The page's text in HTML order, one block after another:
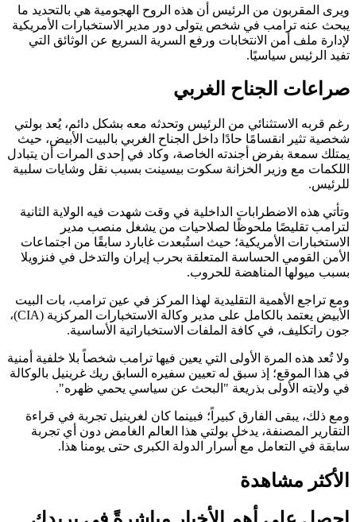
ويرى المقربون من الرئيس أن هذه الروح الهجومية هي بالتحديد ما
يبحث عنه ترامب في شخص يتولى دور مدير الاستخبارات الأمريكية
لإدارة ملف أمن الانتخابات ورفع السرية السريع عن الوثائق التي
تفيد الرئيس سياسيًا.
صراعات الجناح الغربي
رغم قربه الاستثنائي من الرئيس وتحدثه معه بشكل دائم، يُعد بولتي
شخصية تثير انقسامًا حادًا داخل الجناح الغربي بالبيت الأبيض، حيث
يمتلك سمعة بفرض أجندته الخاصة، وكاد في إحدى المرات أن يتبادل
اللكمات مع وزير الخزانة سكوت بيسينت بسبب نقل وشايات سلبية
للرئيس.
وتأتي هذه الاضطرابات الداخلية في وقت شهدت فيه الولاية الثانية
لترامب تقليصًا ملحوظًا لصلاحيات من يشغل منصب مدير
الاستخبارات الأمريكية؛ حيث استُبعدت غابارد سابقًا من اجتماعات
الأمن القومي الحساسة المتعلقة بحرب إيران والتدخل في فنزويلا
بسبب ميولها المناهضة للحروب.
ومع تراجع الأهمية التقليدية لهذا المركز في عين ترامب، بات البيت
الأبيض يعتمد بالكامل على مدير وكالة الاستخبارات المركزية (CIA)،
جون راتكليف، في كافة الملفات الاستخباراتية الأساسية.
ولا تُعد هذه المرة الأولى التي يعين فيها ترامب شخصاً بلا خلفية أمنية
في هذا الموقع؛ إذ سبق له تعيين سفيره السابق ريك غرينيل بالوكالة
في ولايته الأولى بذريعة "البحث عن سياسي يحمي ظهره".
ومع ذلك، يبقى الفارق كبيراً؛ فبينما كان لغرينيل تجربة في قراءة
التقارير المصنفة، يدخل بولتي هذا العالم الغامض دون أي تجربة
سابقة في التعامل مع أسرار الدولة الكبرى حتى يومنا هذا.
الأكثر مشاهدة